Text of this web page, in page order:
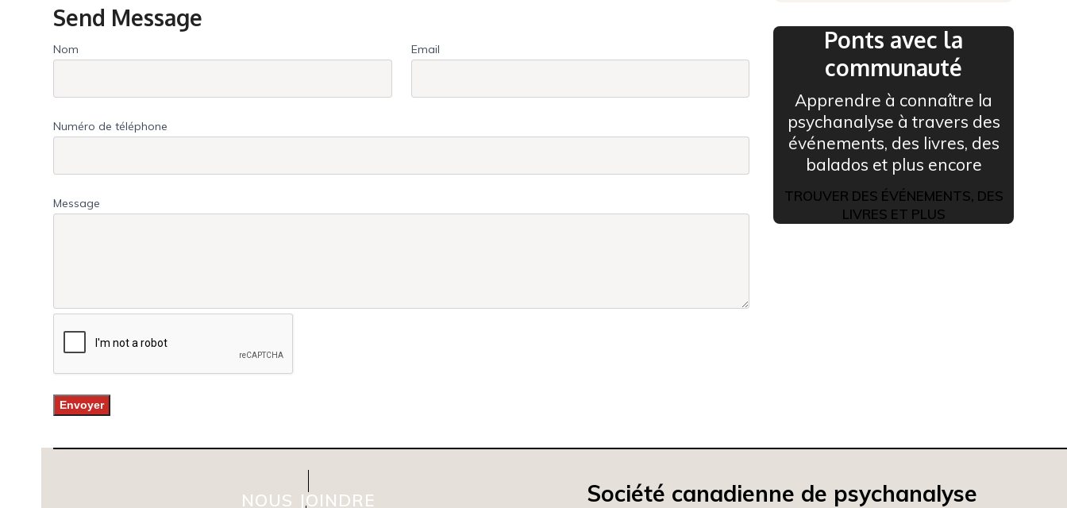
Send Message
Nom Email
Numéro de téléphone
Message
Ponts avec la
communauté
Apprendre à connaître la
psychanalyse à travers des
événements, des livres, des
balados et plus encore
TROUVER DES ÉVÉNEMENTS, DES
LIVRES ET PLUS
NOUS JOINDRE Société canadienne de psychanalyse